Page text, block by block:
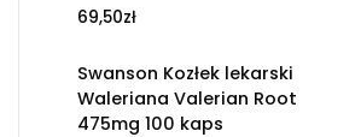
69,50zł
Swanson Kozłek lekarski
Waleriana Valerian Root
475mg 100 kaps